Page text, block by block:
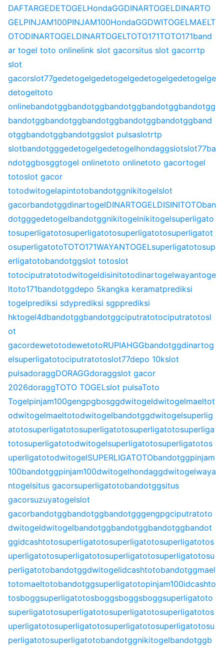
DAFTARGEDETOGELHondaGGDINARTOGELDINARTO
GELPINJAM100PINJAM100HondaGGDWITOGELMAELT
OTODINARTOGELDINARTOGELTOTO171TOTO171band
ar togel toto onlinelink slot gacorsitus slot gacorrtp
slot
gacorslot77gedetogelgedetogelgedetogelgedetogelge
detogeltoto
onlinebandotggbandotggbandotggbandotggbandotgg
bandotggbandotggbandotggbandotggbandotggband
otggbandotggbandotggslot pulsaslotrtp
slotbandotgggedetogelgedetogelhondaggslotslot77ba
ndotggbosggtogel onlinetoto onlinetoto gacortogel
totoslot gacor
totodwitogelapintotobandotggnikitogelslot
gacorbandotggdinartogelDINARTOGELDISINITOTOban
dotgggedetogelbandotggnikitogelnikitogelsuperligato
tosuperligatotosuperligatotosuperligatotosuperligatot
osuperligatotoTOTO171WAYANTOGELsuperligatotosup
erligatotobandotggslot totoslot
totociputratotodwitogeldisinitotodinartogelwayantoge
ltoto171bandotggdepo 5kangka keramatprediksi
togelprediksi sdyprediksi sgpprediksi
hktogel4dbandotggbandotggciputratotociputratotosl
ot
gacordewetotodewetotoRUPIAHGGbandotggdinartog
elsuperligatotociputratotoslot77depo 10kslot
pulsadoraggDORAGGdoraggslot gacor
2026doraggTOTO TOGELslot pulsaToto
Togelpinjam100gengpgbosggdwitogeldwitogelmaeltot
odwitogelmaeltotodwitogelbandotggdwitogelsuperlig
atotosuperligatotosuperligatotosuperligatotosuperliga
totosuperligatotodwitogelsuperligatotosuperligatotos
uperligatotodwitogelSUPERLIGATOTObandotggpinjam
100bandotggpinjam100dwitogelhondaggdwitogelwaya
ntogelsitus gacorsuperligatotobandotggsitus
gacorsuzuyatogelslot
gacorbandotggbandotggbandotgggengpgciputratoto
dwitogeldwitogelbandotggbandotggbandotggbandot
ggidcashtotosuperligatotosuperligatotosuperligatotos
uperligatotosuperligatotosuperligatotosuperligatotosu
perligatotobandotggdwitogelidcashtotobandotggmael
totomaeltotobandotggsuperligatotopinjam100idcashto
tosboggsuperligatotosboggsboggsboggsuperligatoto
superligatotosuperligatotosuperligatotosuperligatotos
uperligatotosuperligatotosuperligatotosuperligatotosu
perligatotosuperligatotobandotggnikitogelbandotggb